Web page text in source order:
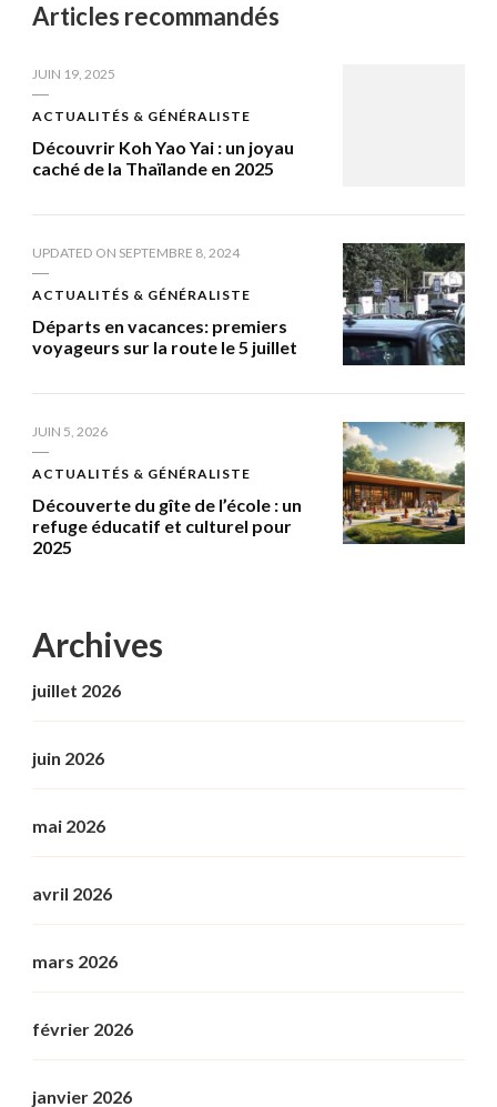
Articles recommandés
JUIN 19, 2025
ACTUALITÉS & GÉNÉRALISTE
Découvrir Koh Yao Yai : un joyau
caché de la Thaïlande en 2025
UPDATED ON SEPTEMBRE 8, 2024
ACTUALITÉS & GÉNÉRALISTE
Départs en vacances: premiers
voyageurs sur la route le 5 juillet
JUIN 5, 2026
ACTUALITÉS & GÉNÉRALISTE
Découverte du gîte de l’école : un
refuge éducatif et culturel pour
2025
Archives
juillet 2026
juin 2026
mai 2026
avril 2026
mars 2026
février 2026
janvier 2026